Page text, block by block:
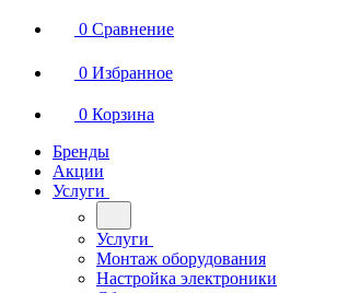
0 Сравнение
0 Избранное
0 Корзина
Бренды
Акции
Услуги
Услуги
Монтаж оборудования
Настройка электроники